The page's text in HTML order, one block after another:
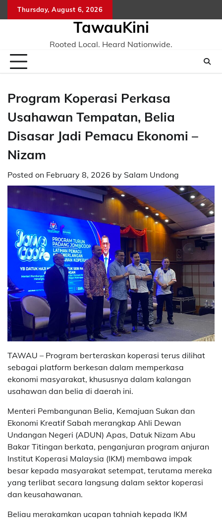
to
Thursday, August 6, 2026
TawauKini
Rooted Local. Heard Nationwide.
Program Koperasi Perkasa
Usahawan Tempatan, Belia
Disasar Jadi Pemacu Ekonomi –
Nizam
Posted on February 8, 2026 by Salam Undong
TAWAU – Program berteraskan koperasi terus dilihat
sebagai platform berkesan dalam memperkasa
ekonomi masyarakat, khususnya dalam kalangan
usahawan dan belia di daerah ini.
Menteri Pembangunan Belia, Kemajuan Sukan dan
Ekonomi Kreatif Sabah merangkap Ahli Dewan
Undangan Negeri (ADUN) Apas, Datuk Nizam Abu
Bakar Titingan berkata, penganjuran program anjuran
Institut Koperasi Malaysia (IKM) membawa impak
besar kepada masyarakat setempat, terutama mereka
yang terlibat secara langsung dalam sektor koperasi
dan keusahawanan.
Beliau merakamkan ucapan tahniah kepada IKM